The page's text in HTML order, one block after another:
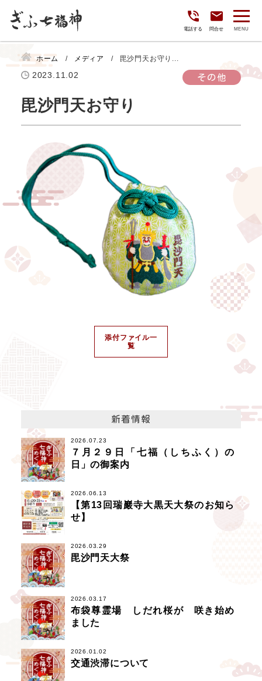
電話する 問合せ
ホーム メディア 毘沙門天お守り...
2023.11.02 その他
毘沙門天お守り
添付ファイル一
覧
新着情報
2026.07.23
７月２９日「七福（しちふく）の
日」の御案内
2026.06.13
【第13回瑞巖寺大黒天大祭のお知ら
せ】
2026.03.29
毘沙門天大祭
2026.03.17
布袋尊霊場 しだれ桜が 咲き始め
ました
2026.01.02
交通渋滞について